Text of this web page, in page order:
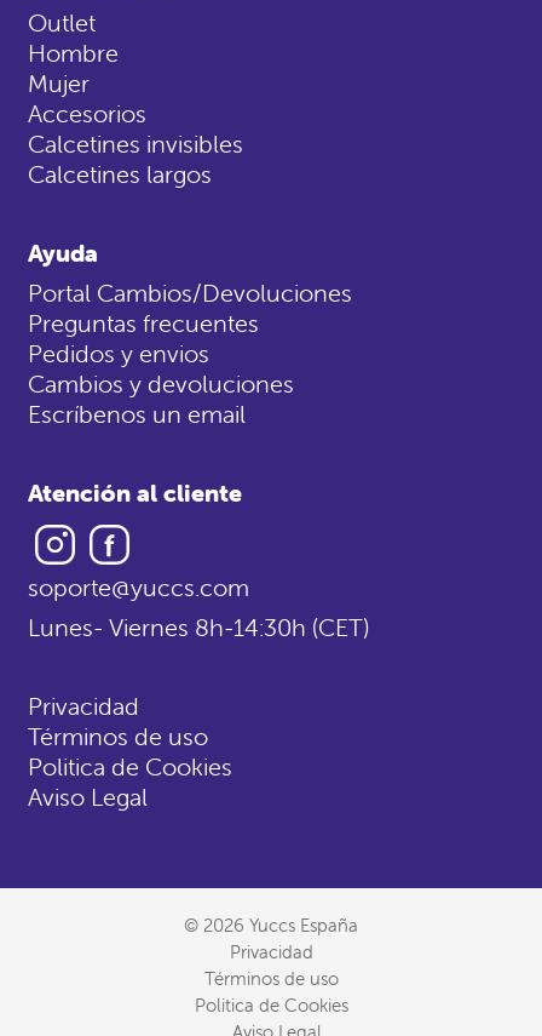
Outlet
Hombre
Mujer
Accesorios
Calcetines invisibles
Calcetines largos
Ayuda
Portal Cambios/Devoluciones
Preguntas frecuentes
Pedidos y envios
Cambios y devoluciones
Escríbenos un email
Atención al cliente
Instagram
soporte@yuccs.com
Lunes- Viernes 8h-14:30h (CET)
Privacidad
Términos de uso
Politica de Cookies
Aviso Legal
© 2026 Yuccs España
Privacidad
Términos de uso
Politica de Cookies